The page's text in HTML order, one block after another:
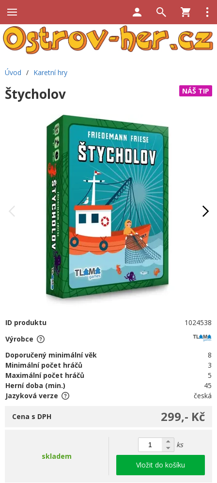
Úvod / Karetní hry
NÁŠ TIP
Štycholov
ID produktu
1024538
Výrobce
Doporučený minimální věk
8
Minimální počet hráčů
3
Maximální počet hráčů
5
Herní doba (min.)
45
Jazyková verze
česká
299,- Kč
Cena s DPH
skladem
ks
Vložit do košíku